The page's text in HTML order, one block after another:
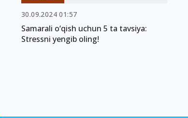
30.09.2024 01:57
Samarali o‘qish uchun 5 ta tavsiya:
Stressni yengib oling!